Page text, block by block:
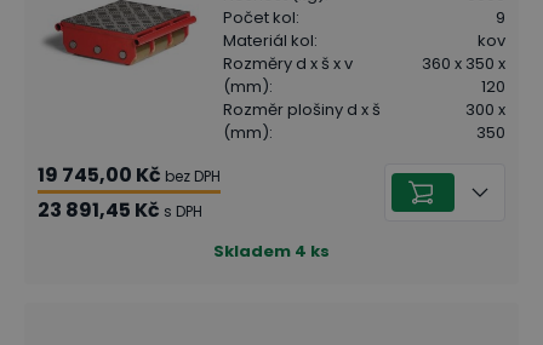
Počet kol:
9
Materiál kol:
kov
Rozměry d x š x v
(mm):
360 x 350 x
120
Rozměr plošiny d x š
(mm):
300 x
350
19 745,00 Kč bez DPH
23 891,45 Kč s DPH
Skladem 4 ks